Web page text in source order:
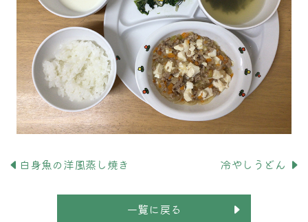
白身魚の洋風蒸し焼き 冷やしうどん
一覧に戻る